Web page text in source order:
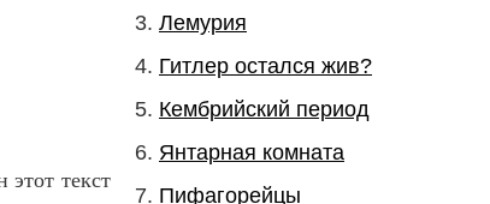
текст
Лемурия
Гитлер остался жив?
Кембрийский период
Янтарная комната
Пифагорейцы